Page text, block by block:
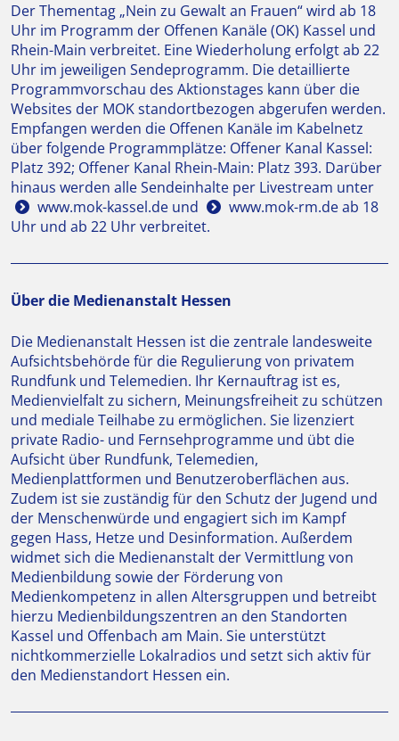
Der Thementag „Nein zu Gewalt an Frauen“ wird ab 18
Uhr im Programm der Offenen Kanäle (OK) Kassel und
Rhein-Main verbreitet. Eine Wiederholung erfolgt ab 22
Uhr im jeweiligen Sendeprogramm. Die detaillierte
Programmvorschau des Aktionstages kann über die
Websites der MOK standortbezogen abgerufen werden.
Empfangen werden die Offenen Kanäle im Kabelnetz
über folgende Programmplätze: Offener Kanal Kassel:
Platz 392; Offener Kanal Rhein-Main: Platz 393. Darüber
hinaus werden alle Sendeinhalte per Livestream unter
www.mok-kassel.de und www.mok-rm.deab 18
Uhr und ab 22 Uhr verbreitet.
Über die Medienanstalt Hessen
Die Medienanstalt Hessen ist die zentrale landesweite
Aufsichtsbehörde für die Regulierung von privatem
Rundfunk und Telemedien. Ihr Kernauftrag ist es,
Medienvielfalt zu sichern, Meinungsfreiheit zu schützen
und mediale Teilhabe zu ermöglichen. Sie lizenziert
private Radio- und Fernsehprogramme und übt die
Aufsicht über Rundfunk, Telemedien,
Medienplattformen und Benutzeroberflächen aus.
Zudem ist sie zuständig für den Schutz der Jugend und
der Menschenwürde und engagiert sich im Kampf
gegen Hass, Hetze und Desinformation. Außerdem
widmet sich die Medienanstalt der Vermittlung von
Medienbildung sowie der Förderung von
Medienkompetenz in allen Altersgruppen und betreibt
hierzu Medienbildungszentren an den Standorten
Kassel und Offenbach am Main. Sie unterstützt
nichtkommerzielle Lokalradios und setzt sich aktiv für
den Medienstandort Hessen ein.